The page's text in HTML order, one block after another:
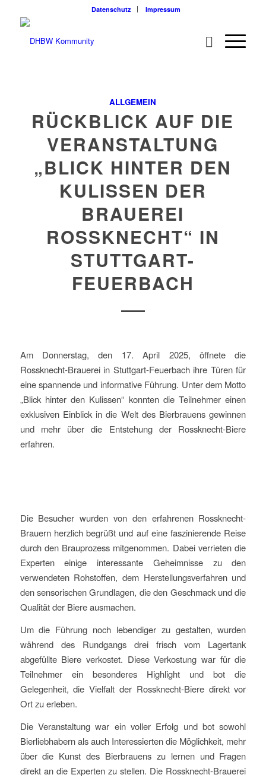
Datenschutz Impressum
ALLGEMEIN
RÜCKBLICK AUF DIE
VERANSTALTUNG
„BLICK HINTER DEN
KULISSEN DER
BRAUEREI
ROSSKNECHT“ IN
STUTTGART-
FEUERBACH
Am Donnerstag, den 17. April 2025, öffnete die
Rossknecht-Brauerei in Stuttgart-Feuerbach ihre Türen für
eine spannende und informative Führung. Unter dem Motto
„Blick hinter den Kulissen“ konnten die Teilnehmer einen
exklusiven Einblick in die Welt des Bierbrauens gewinnen
und mehr über die Entstehung der Rossknecht-Biere
erfahren.
Die Besucher wurden von den erfahrenen Rossknecht-
Brauern herzlich begrüßt und auf eine faszinierende Reise
durch den Brauprozess mitgenommen. Dabei verrieten die
Experten einige interessante Geheimnisse zu den
verwendeten Rohstoffen, dem Herstellungsverfahren und
den sensorischen Grundlagen, die den Geschmack und die
Qualität der Biere ausmachen.
Um die Führung noch lebendiger zu gestalten, wurden
während des Rundgangs drei frisch vom Lagertank
abgefüllte Biere verkostet. Diese Verkostung war für die
Teilnehmer ein besonderes Highlight und bot die
Gelegenheit, die Vielfalt der Rossknecht-Biere direkt vor
Ort zu erleben.
Die Veranstaltung war ein voller Erfolg und bot sowohl
Bierliebhabern als auch Interessierten die Möglichkeit, mehr
über die Kunst des Bierbrauens zu lernen und Fragen
direkt an die Experten zu stellen. Die Rossknecht-Brauerei